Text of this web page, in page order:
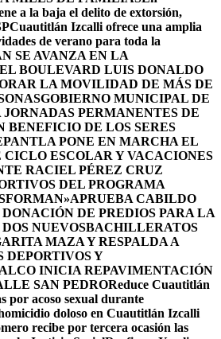
a la baja el delito de extorsión,
Cuautitlán Izcalli ofrece una amplia
de verano para toda la
SE AVANZA EN LA
BOULEVARD LUIS DONALDO
LA MOVILIDAD DE MÁS DE
GOBIERNO MUNICIPAL DE
PERMANENTES DE
DE LOS SERES
PONE EN MARCHA EL
ESCOLAR Y VACACIONES
RACIEL PÉREZ CRUZ
DEL PROGRAMA
APRUEBA CABILDO
DE PREDIOS PARA LA
NUEVOSBACHILLERATOS
MAZA Y RESPALDA A
DEPORTIVOS Y
INICIA REPAVIMENTACIÓN
SAN PEDROReduce Cuautitlán
por acoso sexual durante
doloso en Cuautitlán Izcalli
recibe por tercera ocasión las